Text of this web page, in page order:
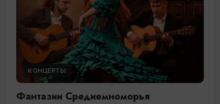
КОНЦЕРТЫ
Фантазии Средиемноморья